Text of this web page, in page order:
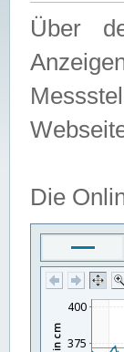
Über
Die